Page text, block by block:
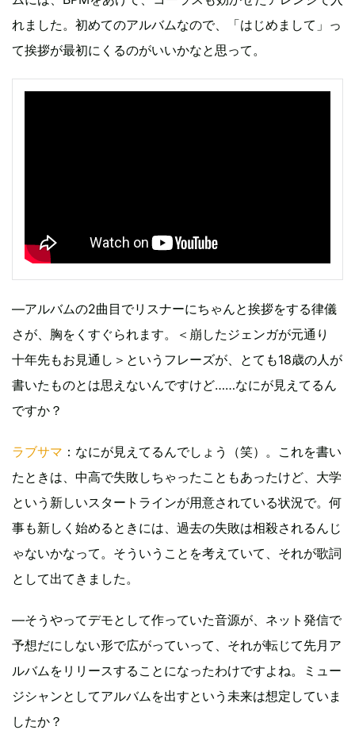
れました。初めてのアルバムなので、「はじめまして」っ
て挨拶が最初にくるのがいいかなと思って。
―アルバムの2曲目でリスナーにちゃんと挨拶をする律儀
さが、胸をくすぐられます。＜崩したジェンガが元通り
十年先もお見通し＞というフレーズが、とても18歳の人が
書いたものとは思えないんですけど……なにが見えてるん
ですか？
ラブサマ ：なにが見えてるんでしょう（笑）。これを書い
たときは、中高で失敗しちゃったこともあったけど、大学
という新しいスタートラインが用意されている状況で。何
事も新しく始めるときには、過去の失敗は相殺されるんじ
ゃないかなって。そういうことを考えていて、それが歌詞
として出てきました。
―そうやってデモとして作っていた音源が、ネット発信で
予想だにしない形で広がっていって、それが転じて先月ア
ルバムをリリースすることになったわけですよね。ミュー
ジシャンとしてアルバムを出すという未来は想定していま
したか？